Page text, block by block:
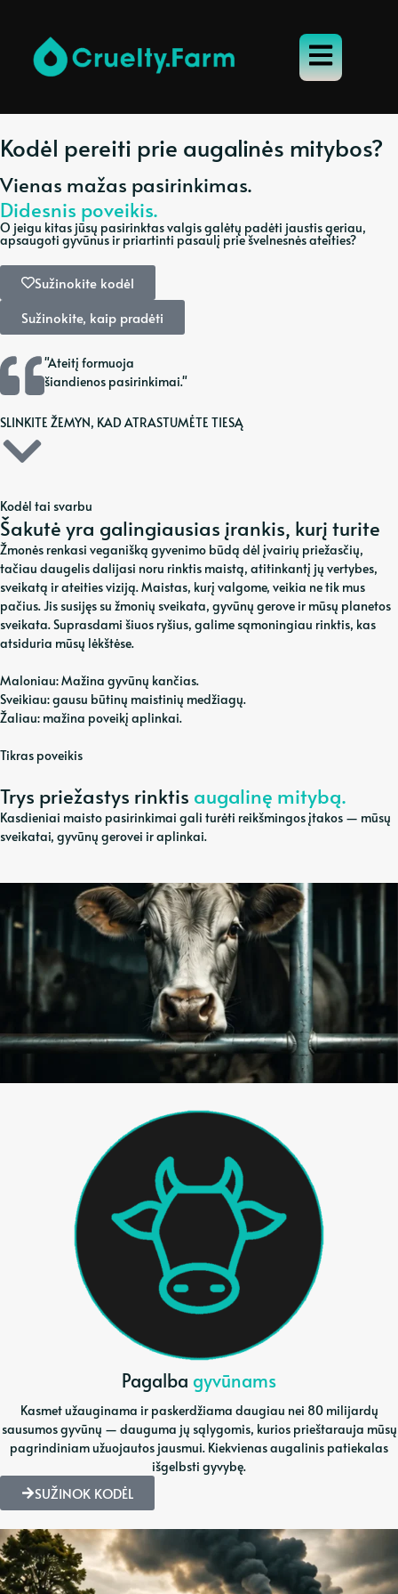
Kodėl pereiti prie augalinės mitybos?
Vienas mažas pasirinkimas.
Didesnis poveikis.
O jeigu kitas jūsų pasirinktas valgis galėtų padėti jaustis geriau,
apsaugoti gyvūnus ir priartinti pasaulį prie švelnesnės ateities?
Sužinokite kodėl
Sužinokite, kaip pradėti
"Ateitį formuoja
šiandienos pasirinkimai."
SLINKITE ŽEMYN, KAD ATRASTUMĖTE TIESĄ
Kodėl tai svarbu
Šakutė yra galingiausias įrankis, kurį turite
Žmonės renkasi veganišką gyvenimo būdą dėl įvairių priežasčių,
tačiau daugelis dalijasi noru rinktis maistą, atitinkantį jų vertybes,
sveikatą ir ateities viziją. Maistas, kurį valgome, veikia ne tik mus
pačius. Jis susijęs su žmonių sveikata, gyvūnų gerove ir mūsų planetos
sveikata. Suprasdami šiuos ryšius, galime sąmoningiau rinktis, kas
atsiduria mūsų lėkštėse.
Maloniau: Mažina gyvūnų kančias.
Sveikiau: gausu būtinų maistinių medžiagų.
Žaliau: mažina poveikį aplinkai.
Tikras poveikis
Trys priežastys rinktis augalinę mitybą.
Kasdieniai maisto pasirinkimai gali turėti reikšmingos įtakos — mūsų
sveikatai, gyvūnų gerovei ir aplinkai.
Pagalba gyvūnams
Kasmet užauginama ir paskerdžiama daugiau nei 80 milijardų
sausumos gyvūnų — dauguma jų sąlygomis, kurios prieštarauja mūsų
pagrindiniam užuojautos jausmui. Kiekvienas augalinis patiekalas
išgelbsti gyvybę.
SUŽINOK KODĖL